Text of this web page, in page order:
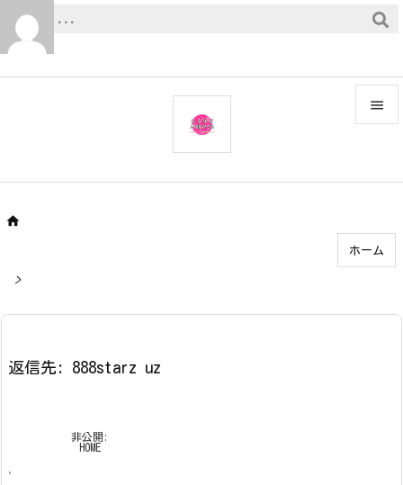



前へ

ホーム
>
返信先: 888starz uz
非公開:
HOME
›